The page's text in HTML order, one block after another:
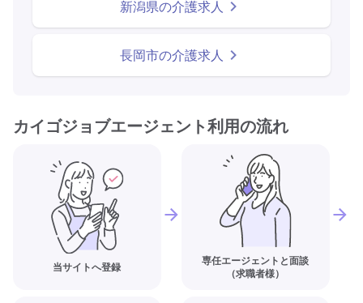
新潟県の介護求人
長岡市の介護求人
カイゴジョブエージェント利用の流れ
当サイトへ登録
専任エージェントと面談
（求職者様）